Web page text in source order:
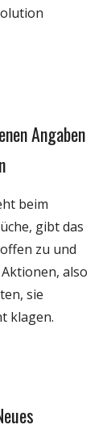
Angaben
beim
gibt das
zu und
also
sie
klagen.